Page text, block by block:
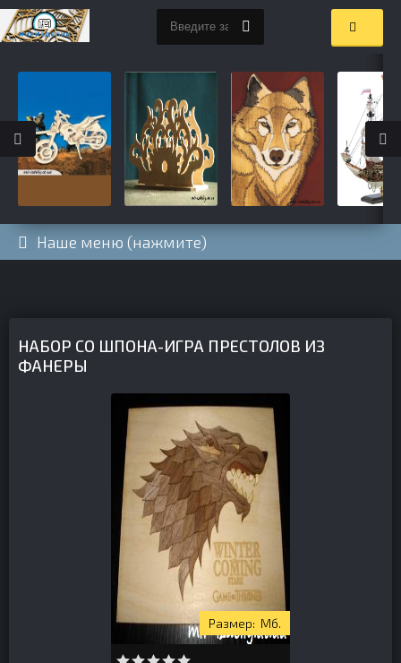
Наше меню (нажмите)
НАБОР СО ШПОНА-ИГРА ПРЕСТОЛОВ ИЗ
ФАНЕРЫ
Мб.